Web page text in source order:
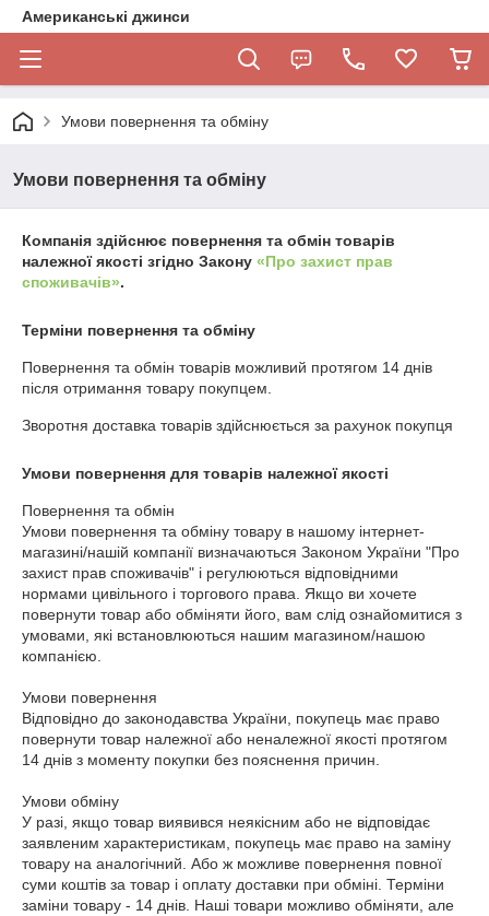
Американські джинси
Умови повернення та обміну
Умови повернення та обміну
Компанія здійснює повернення та обмін товарів
належної якості згідно Закону «Про захист прав
споживачів».
Терміни повернення та обміну
Повернення та обмін товарів можливий протягом 14 днів
після отримання товару покупцем.
Зворотня доставка товарів здійснюється за рахунок покупця
Умови повернення для товарів належної якості
Повернення та обмін
Умови повернення та обміну товару в нашому інтернет-
магазині/нашій компанії визначаються Законом України "Про
захист прав споживачів" і регулюються відповідними
нормами цивільного і торгового права. Якщо ви хочете
повернути товар або обміняти його, вам слід ознайомитися з
умовами, які встановлюються нашим магазином/нашою
компанією.
Умови повернення
Відповідно до законодавства України, покупець має право
повернути товар належної або неналежної якості протягом
14 днів з моменту покупки без пояснення причин.
Умови обміну
У разі, якщо товар виявився неякісним або не відповідає
заявленим характеристикам, покупець має право на заміну
товару на аналогічний. Або ж можливе повернення повної
суми коштів за товар і оплату доставки при обміні. Терміни
заміни товару - 14 днів. Наші товари можливо обміняти, але